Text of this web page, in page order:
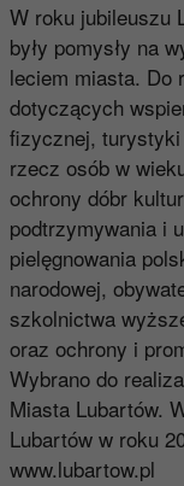
W roku jubileuszu
były pomysły na
leciem miasta. Do
dotyczących
fizycznej, turystyki
rzecz osób w
ochrony dóbr
podtrzymywania i
pielęgnowania
narodowej,
szkolnictwa
oraz ochrony i
Wybrano do
Miasta Lubartów.
Lubartów w roku
www.lubartow.pl